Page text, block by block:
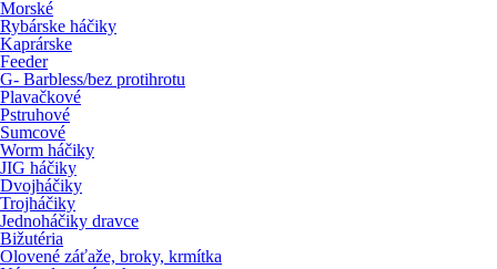
Morské
Rybárske háčiky
Kaprárske
Feeder
G- Barbless/bez protihrotu
Plavačkové
Pstruhové
Sumcové
Worm háčiky
JIG háčiky
Dvojháčiky
Trojháčiky
Jednoháčiky dravce
Bižutéria
Olovené záťaže, broky, krmítka